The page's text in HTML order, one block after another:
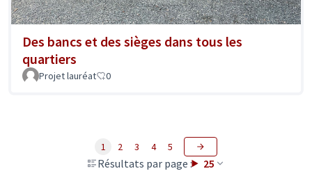
Des bancs et des sièges dans tous les
quartiers
Projet lauréat 0
Résultats par page : 25
1 2 3 4 5